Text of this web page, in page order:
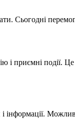
Сьогодні
і приємні події.